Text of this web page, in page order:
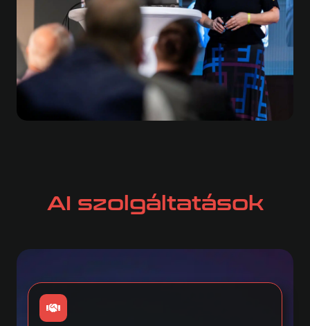
AI szolgáltatások